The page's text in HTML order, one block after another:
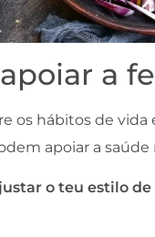
a
os hábitos de vida
apoiar a
o teu estilo